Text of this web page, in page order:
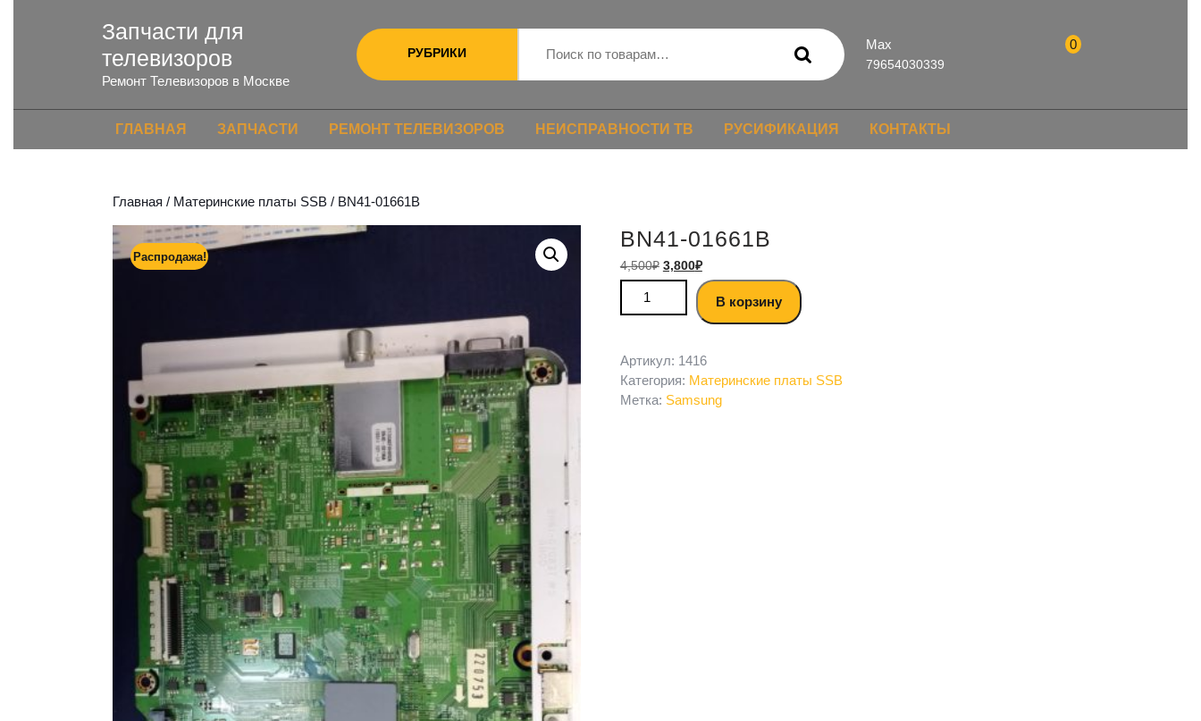
Запчасти для
телевизоров
Ремонт Телевизоров в Москве
РУБРИКИ
Max
79654030339
0
ГЛАВНАЯ ЗАПЧАСТИ РЕМОНТ ТЕЛЕВИЗОРОВ НЕИСПРАВНОСТИ ТВ РУСИФИКАЦИЯ КОНТАКТЫ
Главная / Материнские платы SSB / BN41-01661B
Распродажа!
BN41-01661B
4,500₽ 3,800₽
В корзину
Артикул: 1416
Категория: Материнские платы SSB
Метка: Samsung